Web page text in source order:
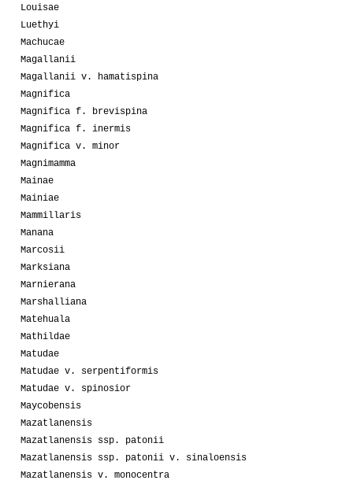
Louisae
Luethyi
Machucae
Magallanii
Magallanii v. hamatispina
Magnifica
Magnifica f. brevispina
Magnifica f. inermis
Magnifica v. minor
Magnimamma
Mainae
Mainiae
Mammillaris
Manana
Marcosii
Marksiana
Marnierana
Marshalliana
Matehuala
Mathildae
Matudae
Matudae v. serpentiformis
Matudae v. spinosior
Maycobensis
Mazatlanensis
Mazatlanensis ssp. patonii
Mazatlanensis ssp. patonii v. sinaloensis
Mazatlanensis v. monocentra